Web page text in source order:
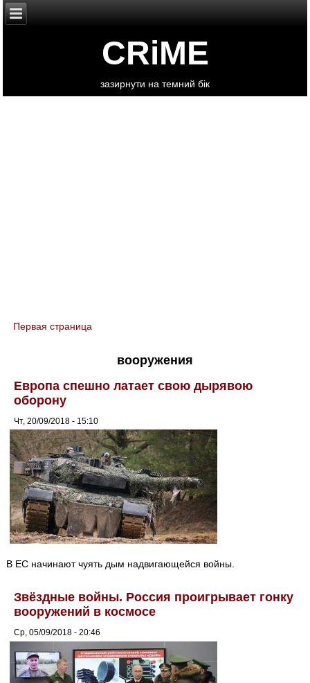
CRiME
зазирнути на темний бік
You are here
Первая страница
вооружения
Европа спешно латает свою дырявою
оборону
Чт, 20/09/2018 - 15:10
В ЕС начинают чуять дым надвигающейся войны.
Звёздные войны. Россия проигрывает гонку
вооружений в космосе
Ср, 05/09/2018 - 20:46